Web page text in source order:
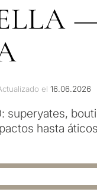
el 16.06.2026
superyates,
hasta